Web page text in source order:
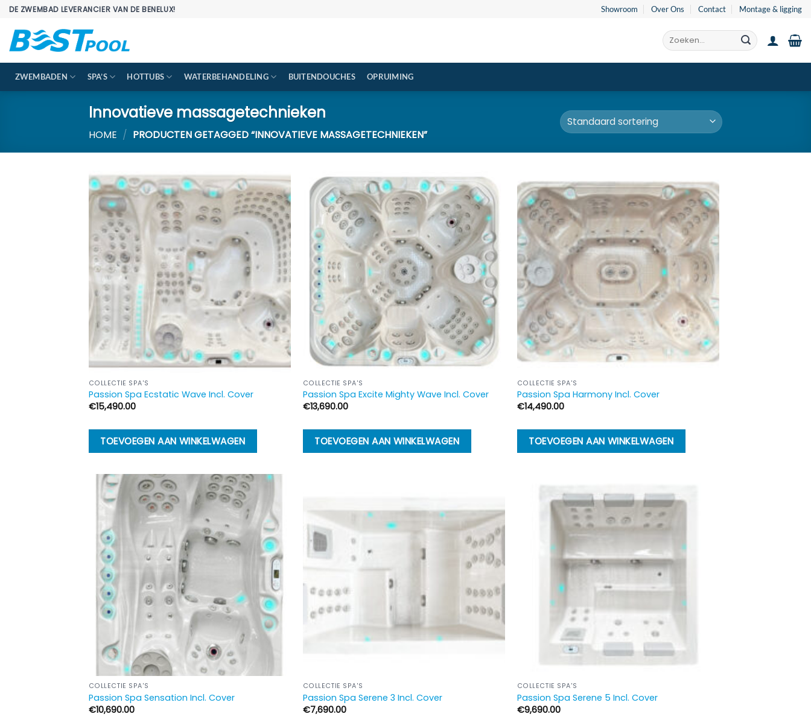
Ga
inhoud
DE ZWEMBAD LEVERANCIER VAN DE BENELUX! Showroom Over Ons Contact Montage & ligging
Zoeken
naar:
ZWEMBADEN SPA’S HOTTUBS WATERBEHANDELING BUITENDOUCHES OPRUIMING
Innovatieve massagetechnieken
HOME / PRODUCTEN GETAGGED “INNOVATIEVE MASSAGETECHNIEKEN”
COLLECTIE SPA'S
Passion Spa Ecstatic Wave Incl. Cover
€15,490.00
TOEVOEGEN AAN WINKELWAGEN
COLLECTIE SPA'S
Passion Spa Excite Mighty Wave Incl. Cover
€13,690.00
TOEVOEGEN AAN WINKELWAGEN
COLLECTIE SPA'S
Passion Spa Harmony Incl. Cover
€14,490.00
TOEVOEGEN AAN WINKELWAGEN
COLLECTIE SPA'S
Passion Spa Sensation Incl. Cover
€10,690.00
COLLECTIE SPA'S
Passion Spa Serene 3 Incl. Cover
€7,690.00
COLLECTIE SPA'S
Passion Spa Serene 5 Incl. Cover
€9,690.00